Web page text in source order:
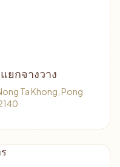
ยกจางวาง
Ta Khong, Pong